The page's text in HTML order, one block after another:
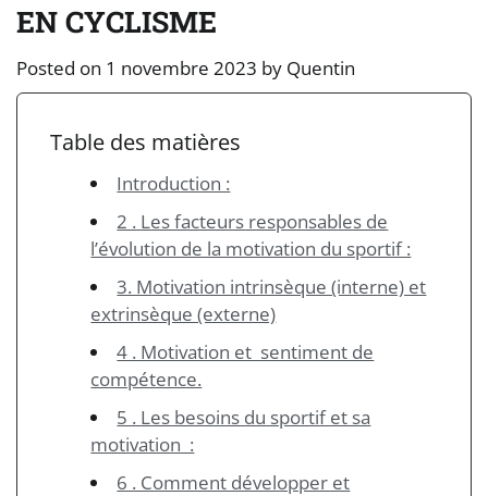
EN CYCLISME
Posted on 1 novembre 2023 by Quentin
Table des matières
Introduction :
2 . Les facteurs responsables de
l’évolution de la motivation du sportif :
3. Motivation intrinsèque (interne) et
extrinsèque (externe)
4 . Motivation et sentiment de
compétence.
5 . Les besoins du sportif et sa
motivation :
6 . Comment développer et